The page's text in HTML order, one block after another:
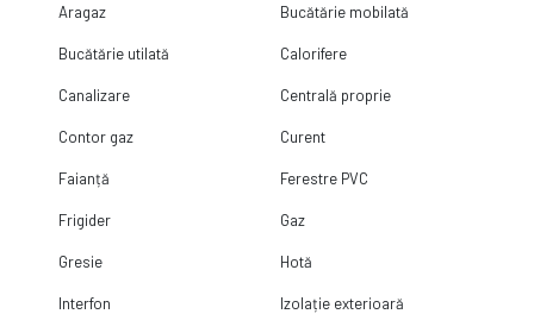
Aragaz Bucătărie mobilată
Bucătărie utilată Calorifere
Canalizare Centrală proprie
Contor gaz Curent
Faianță Ferestre PVC
Frigider Gaz
Gresie Hotă
Interfon Izolație exterioară